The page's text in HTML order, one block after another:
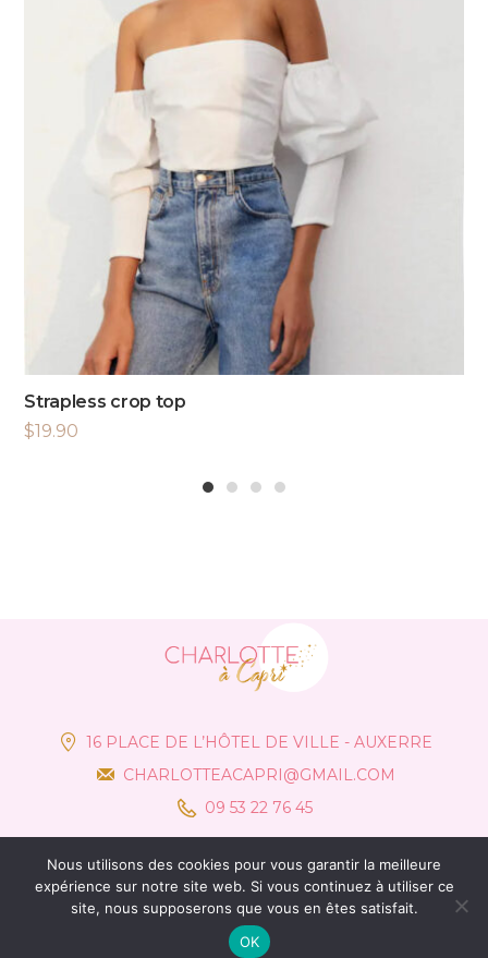
Strapless crop top
$19.90
16 PLACE DE L’HÔTEL DE VILLE - AUXERRE
CHARLOTTEACAPRI@GMAIL.COM
09 53 22 76 45
Mentions Légales
Nous utilisons des cookies pour vous garantir la meilleure
expérience sur notre site web. Si vous continuez à utiliser ce
site, nous supposerons que vous en êtes satisfait.
OK